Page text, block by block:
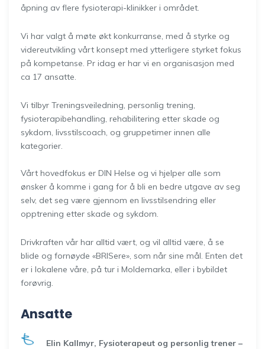
åpning av flere fysioterapi-klinikker i området.
Vi har valgt å møte økt konkurranse, med å styrke og
videreutvikling vårt konsept med ytterligere styrket fokus
på kompetanse. Pr idag er har vi en organisasjon med
ca 17 ansatte.
Vi tilbyr Treningsveiledning, personlig trening,
fysioterapibehandling, rehabilitering etter skade og
sykdom, livsstilscoach, og gruppetimer innen alle
kategorier.
Vårt hovedfokus er DIN Helse og vi hjelper alle som
ønsker å komme i gang for å bli en bedre utgave av seg
selv, det seg være gjennom en livsstilsendring eller
opptrening etter skade og sykdom.
Drivkraften vår har alltid vært, og vil alltid være, å se
blide og fornøyde «BRISere», som når sine mål. Enten det
er i lokalene våre, på tur i Moldemarka, eller i bybildet
forøvrig.
Ansatte
Elin Kallmyr, Fysioterapeut og personlig trener –